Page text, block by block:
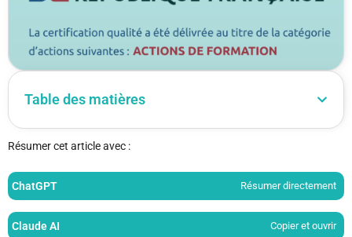
Table des matières
Résumer cet article avec :
ChatGPT Résumer directement
Claude AI Copier et ouvrir